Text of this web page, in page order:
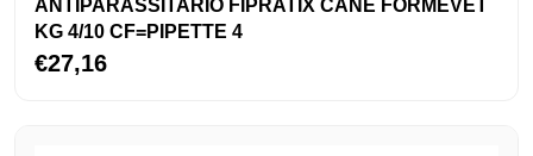
ANTIPARASSITARIO FIPRATIX CANE FORMEVET
KG 4/10 CF=PIPETTE 4
€27,16